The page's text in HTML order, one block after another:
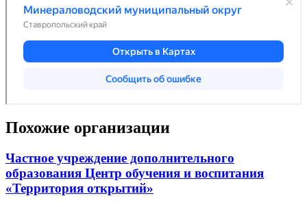
Похожие организации
Частное учреждение дополнительного
образования Центр обучения и воспитания
«Территория открытий»